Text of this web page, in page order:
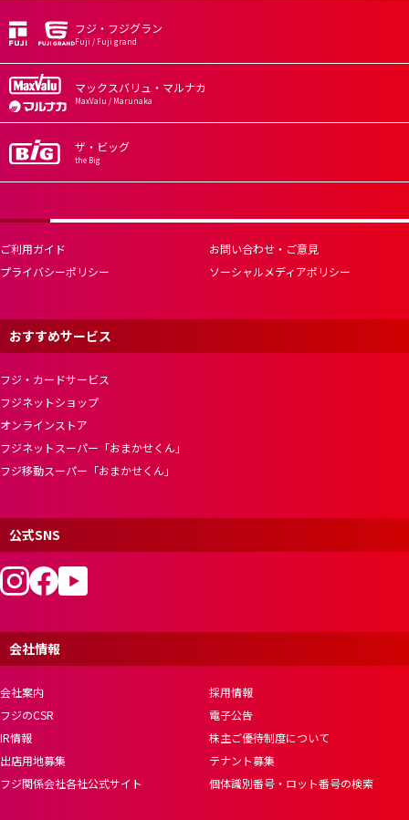
フジ・フジグラン
Fuji / Fuji grand
マックスバリュ・マルナカ
MaxValu / Marunaka
ザ・ビッグ
the Big
ご利用ガイド
お問い合わせ・ご意見
プライバシーポリシー
ソーシャルメディアポリシー
おすすめサービス
フジ・カードサービス
フジネットショップ
オンラインストア
フジネットスーパー「おまかせくん」
フジ移動スーパー「おまかせくん」
公式SNS
会社情報
会社案内
採用情報
フジのCSR
電子公告
IR情報
株主ご優待制度について
出店用地募集
テナント募集
フジ関係会社各社公式サイト
個体識別番号・ロット番号の検索